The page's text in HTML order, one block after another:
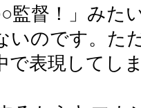
監督！」みた
いのです。た
で表現してし